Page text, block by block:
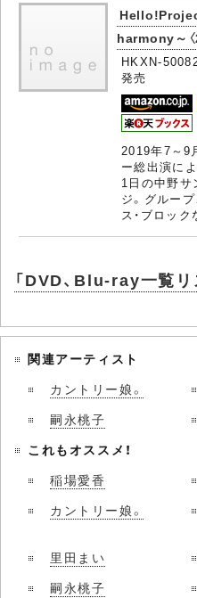
harmony～
HKXN-
発売
2019年7～9
ー総出演に
1日の中野サ
ジ。グルー
ス・ブロッ
「DVD、Blu-ray一覧
関連アーティスト
カントリー娘。
嗣永桃子
これもオススメ！
稲場愛香
カントリー娘。
里田まい
嗣永桃子